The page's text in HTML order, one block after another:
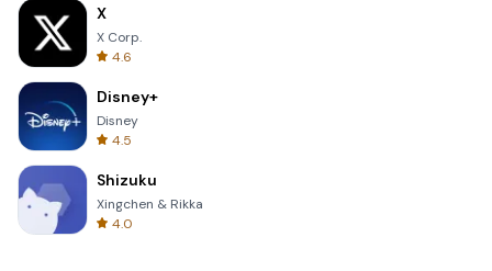
X
X Corp.
4.6
Disney+
Disney
4.5
Shizuku
Xingchen & Rikka
4.0